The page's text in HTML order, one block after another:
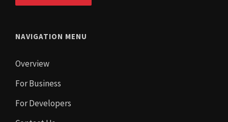
NAVIGATION MENU
Overview
For Business
For Developers